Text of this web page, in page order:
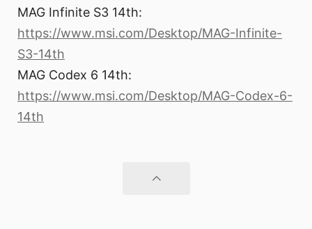
MAG Infinite S3 14th:
https://www.msi.com/Desktop/MAG-Infinite-
S3-14th
MAG Codex 6 14th:
https://www.msi.com/Desktop/MAG-Codex-6-
14th